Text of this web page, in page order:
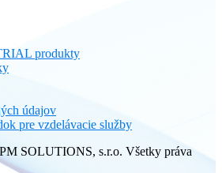
produkty
údajov
pre vzdelávacie služby
SOLUTIONS, s.r.o. Všetky práva